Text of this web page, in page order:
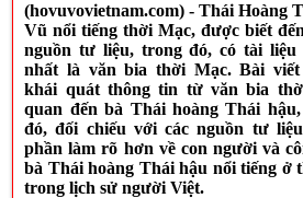
(hovuvovietnam.com) - Thái Hoàng
Vũ nổi tiếng thời Mạc, được biết
nguồn tư liệu, trong đó, có tài liệu
nhất là văn bia thời Mạc. Bài viết
khái quát thông tin từ văn bia
quan đến bà Thái hoàng Thái
đó, đối chiếu với các nguồn tư
phần làm rõ hơn về con người và
bà Thái hoàng Thái hậu nổi tiếng ở
trong lịch sử người Việt.